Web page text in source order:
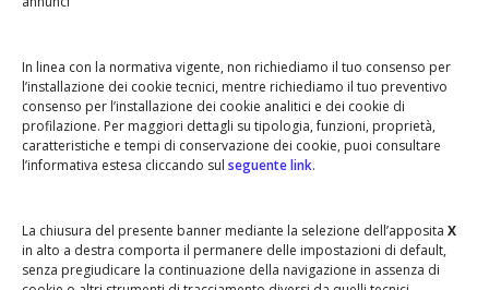
In linea con la normativa vigente, non richiediamo il tuo consenso per
l’installazione dei cookie tecnici, mentre richiediamo il tuo preventivo
consenso per l’installazione dei cookie analitici e dei cookie di
profilazione. Per maggiori dettagli su tipologia, funzioni, proprietà,
caratteristiche e tempi di conservazione dei cookie, puoi consultare
l’informativa estesa cliccando sul seguente link.
La chiusura del presente banner mediante la selezione dell’apposita X
in alto a destra comporta il permanere delle impostazioni di default,
senza pregiudicare la continuazione della navigazione in assenza di
Qualora riscontrassi un qualche abuso o
qualche errore,contattaci.
IL GRUPPO ALPINI•NOI PER BARCON•
IL COMITATO GENITORI•